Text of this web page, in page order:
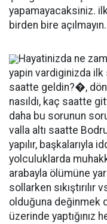
yapamayacaksiniz.
birden bire açılmayın.
Hayatinizda ne
yapin vardiginizda
saatte geldin?�,
nasıldı, kaç saatte
daha bu sorunun
valla altı saatte
yapılır, başkalarıyla
yolculuklarda
arabayla ölümüne
sollarken sıkıştırılır
olduğuna değinmek
üzerinde yaptığınız